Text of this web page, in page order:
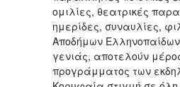
ομιλίες, θεατρικές
ημερίδες, συναυλίες,
Αποδήμων Ελληνοπαίδων
γενιάς, αποτελούν
προγράμματος των